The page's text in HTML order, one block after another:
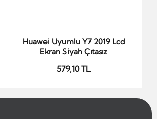
Sepete Ekle
Huawei Uyumlu Y7 2019 Lcd
Ekran Siyah Çıtasız
579,10 TL